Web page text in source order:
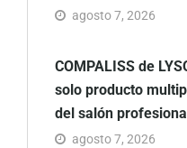
agosto 7, 2026
COMPALISS de
solo producto
del salón profesional
agosto 7, 2026